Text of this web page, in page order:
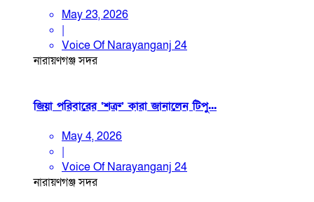
May 23, 2026
|
Voice Of Narayanganj 24
নারায়ণগঞ্জ সদর
জিয়া পরিবারের ‘শত্রু’ কারা জানালেন টিপু...
May 4, 2026
|
Voice Of Narayanganj 24
নারায়ণগঞ্জ সদর